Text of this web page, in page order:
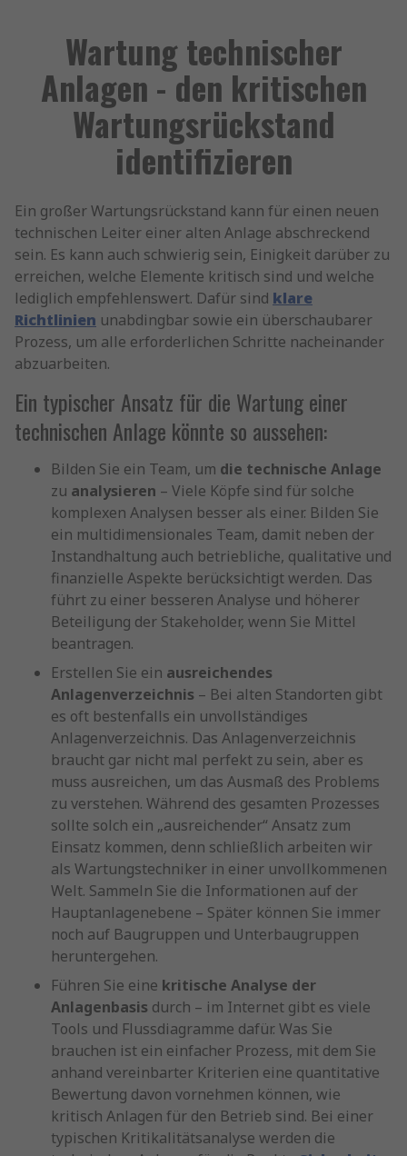
Wartung technischer
Anlagen - den kritischen
Wartungsrückstand
identifizieren
Ein großer Wartungsrückstand kann für einen neuen
technischen Leiter einer alten Anlage abschreckend
sein. Es kann auch schwierig sein, Einigkeit darüber zu
erreichen, welche Elemente kritisch sind und welche
lediglich empfehlenswert. Dafür sind klare
Richtlinien unabdingbar sowie ein überschaubarer
Prozess, um alle erforderlichen Schritte nacheinander
abzuarbeiten.
Ein typischer Ansatz für die Wartung einer
technischen Anlage könnte so aussehen:
Bilden Sie ein Team, um die technische Anlage
zu analysieren – Viele Köpfe sind für solche
komplexen Analysen besser als einer. Bilden Sie
ein multidimensionales Team, damit neben der
Instandhaltung auch betriebliche, qualitative und
finanzielle Aspekte berücksichtigt werden. Das
führt zu einer besseren Analyse und höherer
Beteiligung der Stakeholder, wenn Sie Mittel
beantragen.
Erstellen Sie ein ausreichendes
Anlagenverzeichnis – Bei alten Standorten gibt
es oft bestenfalls ein unvollständiges
Anlagenverzeichnis. Das Anlagenverzeichnis
braucht gar nicht mal perfekt zu sein, aber es
muss ausreichen, um das Ausmaß des Problems
zu verstehen. Während des gesamten Prozesses
sollte solch ein „ausreichender“ Ansatz zum
Einsatz kommen, denn schließlich arbeiten wir
als Wartungstechniker in einer unvollkommenen
Welt. Sammeln Sie die Informationen auf der
Hauptanlagenebene – Später können Sie immer
noch auf Baugruppen und Unterbaugruppen
heruntergehen.
Führen Sie eine kritische Analyse der
Anlagenbasis durch – im Internet gibt es viele
Tools und Flussdiagramme dafür. Was Sie
brauchen ist ein einfacher Prozess, mit dem Sie
anhand vereinbarter Kriterien eine quantitative
Bewertung davon vornehmen können, wie
kritisch Anlagen für den Betrieb sind. Bei einer
typischen Kritikalitätsanalyse werden die